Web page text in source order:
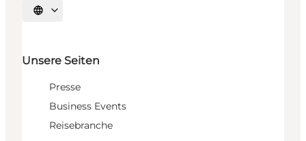
Sprache auswählen
Unsere Seiten
Presse
Business Events
Reisebranche